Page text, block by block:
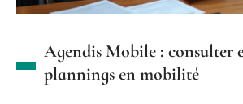
Agendis Mobile : consulter
plannings en mobilité